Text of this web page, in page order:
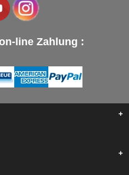
line Zahlung :
+
+